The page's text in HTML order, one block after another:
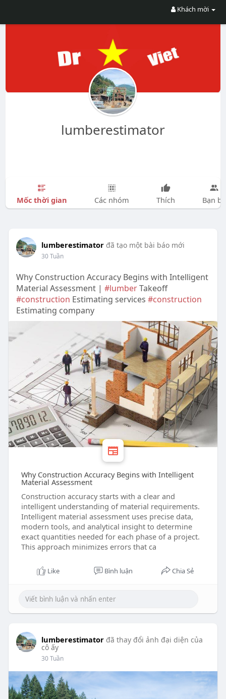
Khách mời
lumberestimator
Mốc thời gian Các nhóm Thích Bạn bè
lumberestimator đã tạo một bài báo mới
30 Tuần
Why Construction Accuracy Begins with Intelligent
Material Assessment | #lumberTakeoff
#construction Estimating services #construction
Estimating company
Why Construction Accuracy Begins with Intelligent
Material Assessment
Construction accuracy starts with a clear and
intelligent understanding of material requirements.
Intelligent material assessment uses precise data,
modern tools, and analytical insight to determine
exact quantities needed for each phase of a project.
This approach minimizes errors that ca
Like Bình luận Chia Sẻ
lumberestimator đã thay đổi ảnh đại diện của
cô ấy
30 Tuần